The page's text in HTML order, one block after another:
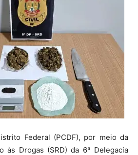
Federal (PCDF), por meio da
às Drogas (SRD) da 6ª Delegacia